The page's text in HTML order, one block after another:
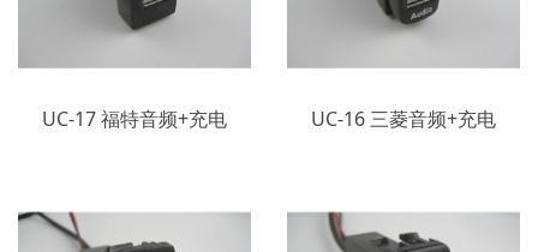
UC-17 福特音频+充电 UC-16 三菱音频+充电